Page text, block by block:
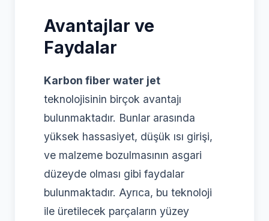
Avantajlar ve
Faydalar
Karbon fiber water jet
teknolojisinin birçok avantajı
bulunmaktadır. Bunlar arasında
yüksek hassasiyet, düşük ısı girişi,
ve malzeme bozulmasının asgari
düzeyde olması gibi faydalar
bulunmaktadır. Ayrıca, bu teknoloji
ile üretilecek parçaların yüzey